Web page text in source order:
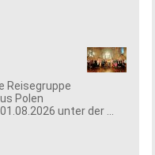
Reisegruppe
Polen
unter der ...